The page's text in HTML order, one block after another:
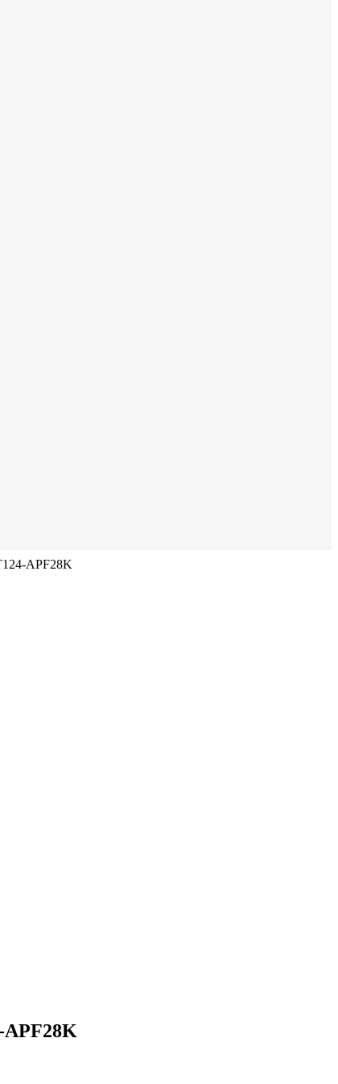
APF28K
APF28K